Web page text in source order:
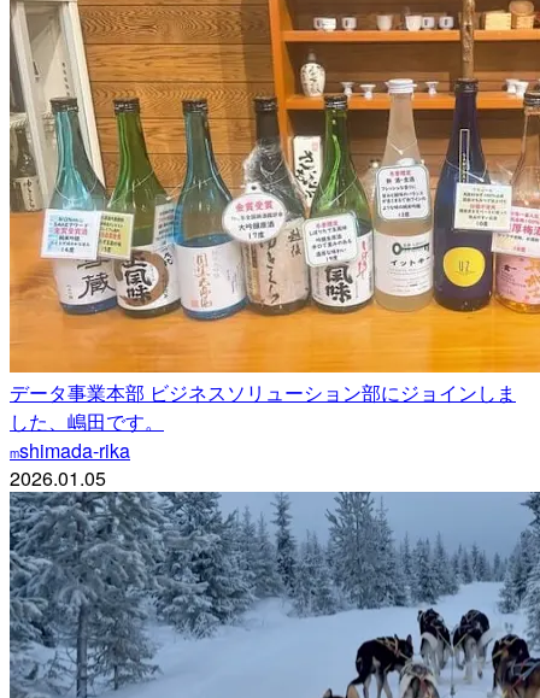
データ事業本部 ビジネスソリューション部にジョインしま
した、嶋田です。
mshimada-rika
2026.01.05